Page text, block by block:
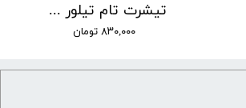
تیشرت تام تیلور کوتاه کد 20
۸۳۰,۰۰۰ تومان